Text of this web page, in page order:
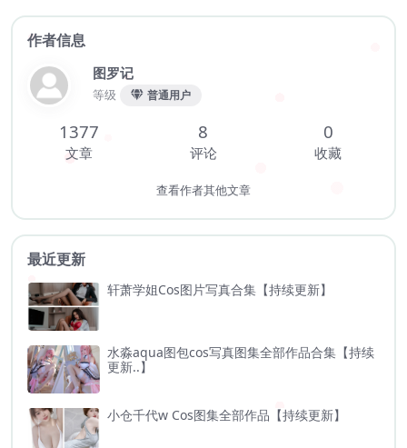
作者信息
图罗记
等级 普通用户
1377
文章
8
评论
0
收藏
查看作者其他文章
最近更新
轩萧学姐Cos图片写真合集【持续更新】
水淼aqua图包cos写真图集全部作品合集【持续
更新..】
小仓千代w Cos图集全部作品【持续更新】